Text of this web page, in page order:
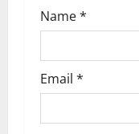
Name*
Email *